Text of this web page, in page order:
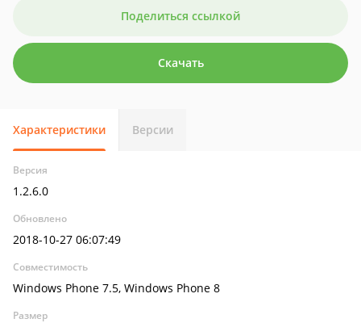
Поделиться ссылкой
Скачать
Характеристики Версии
Версия
1.2.6.0
Обновлено
2018-10-27 06:07:49
Совместимость
Windows Phone 7.5, Windows Phone 8
Размер